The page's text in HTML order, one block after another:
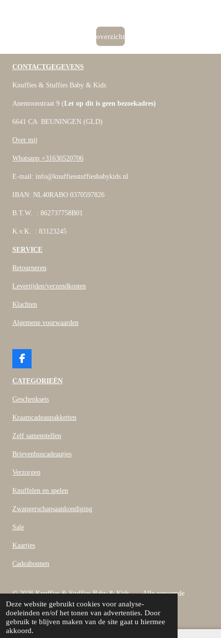
Deze website gebruikt cookies voor analyse-
doeleinden en/of het tonen van advertenties. Door
gebruik te blijven maken van de site gaat u hiermee
akkoord.
overzicht
CONTACTGEGEVENS
Knuffies & Stuffies Baby & Kids
Anemoonstraat 9 (Let op dit is geen bezoekadres)
6641 CA BEUNINGEN (GLD)
Over mij
Whatsapp +31630520706
E-mail: info@knuffiesstuffiesbabykids.nl
IBAN: NL40RABO 0370597826
B.T.W. : 862737758B01
K.v.K. : 83123245
SERVICE
Retourneren
Levertijden/verzendkosten
Klachten
Algemene voorwaarden
F
c
b
o
CATEGORIEËN
Geschenksets
Kraamcadeaupakketten
Zelf samenstellen
Brievenbuscadeautjes
Verzorgen
Knuffelen en spelen
Zwangerschapsaankondiging
Sale
Kaartjes
Cadeabonnen
© 2026 Knuffies & Stuffies Baby & Kids Alle genoemde
bedragen zijn inclusief B.T.W
Powered by JouwWeb